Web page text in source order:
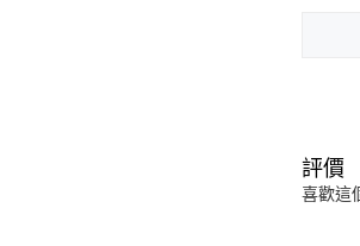
評價
喜歡這